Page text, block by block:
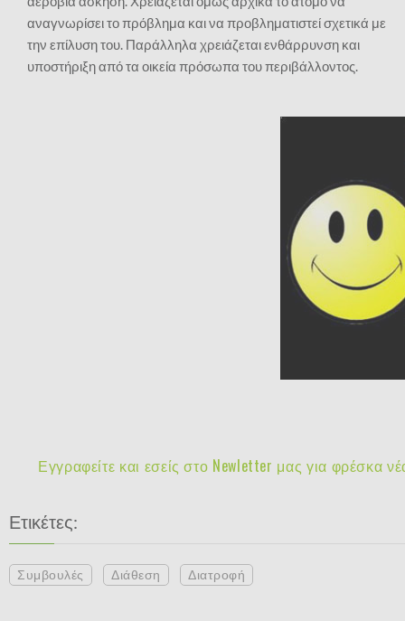
αναγνωρίσει το πρόβλημα και να προβληματιστεί σχετικά με
την επίλυση του. Παράλληλα χρειάζεται ενθάρρυνση και
υποστήριξη από τα οικεία πρόσωπα του περιβάλλοντος.
Εγγραφείτε και εσείς στο Newletter μας για φρέσκα
Ετικέτες:
Συμβουλές Διάθεση Διατροφή